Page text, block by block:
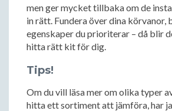
men ger mycket tillbaka om de
in rätt. Fundera över dina körvanor,
egenskaper du prioriterar – då blir
hitta rätt kit för dig.
Tips!
Om du vill läsa mer om olika typer
hitta ett sortiment att jämföra, har